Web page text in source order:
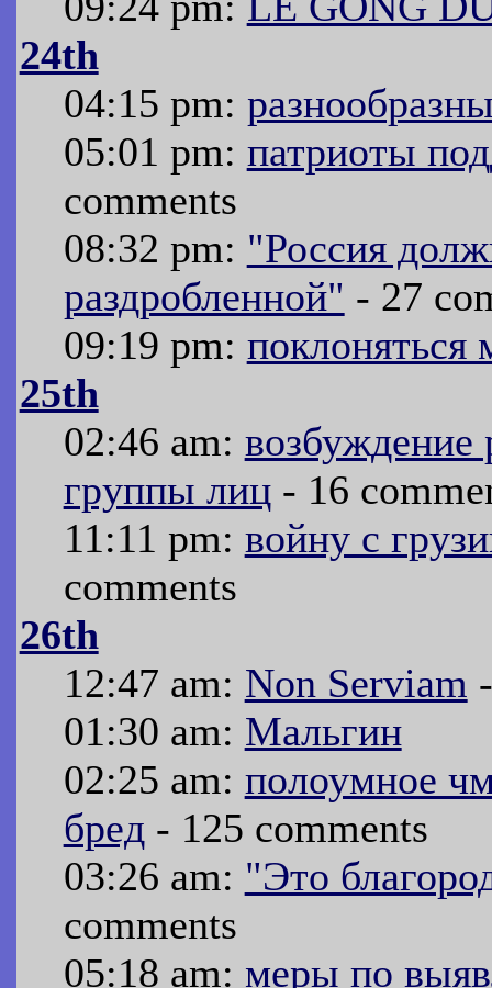
24th
04:15 pm:
05:01 pm: патриоты
comments
08:32 pm: "Россия
раздробленной" - 27
09:19 pm: поклоняться
25th
02:46 am: возбуждение
группы лиц- 16
11:11 pm: войну с
comments
26th
12:47 am: Non Serviam
01:30 am: Мальгин
02:25 am: полоумное
бред - 125 comments
03:26 am: "Это
comments
05:18 am: меры по